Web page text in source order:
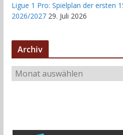
Ligue 1 Pro: Spielplan der ersten
2026/2027 29. Juli 2026
Archiv